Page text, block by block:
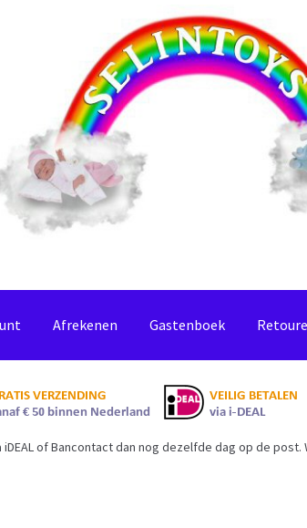
Afrekenen Gastenboek
of Bancontact dan nog dezelfde dag op de post.